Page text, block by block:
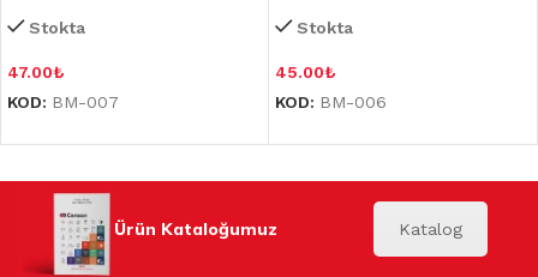
Stokta
47.00₺
KOD: BM-007
Stokta
45.00₺
KOD: BM-006
Ürün Kataloğumuz Katalog